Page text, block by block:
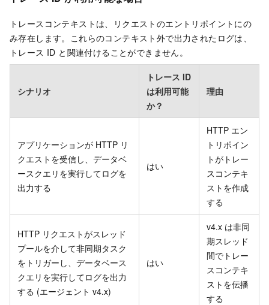
トレースコンテキストは、リクエストのエントリポイントにの
み存在します。これらのコンテキスト外で出力されたログは、
トレース ID と関連付けることができません。
シナリオ
トレース ID
は利用可能
か？
理由
アプリケーションが HTTP リ
クエストを受信し、データベ
ースクエリを実行してログを
出力する
はい
HTTP エン
トリポイン
トがトレー
スコンテキ
ストを作成
する
HTTP リクエストがスレッド
プールを介して非同期タスク
をトリガーし、データベース
クエリを実行してログを出力
する (エージェント v4.x)
はい
v4.x は非同
期スレッド
間でトレー
スコンテキ
ストを伝播
する